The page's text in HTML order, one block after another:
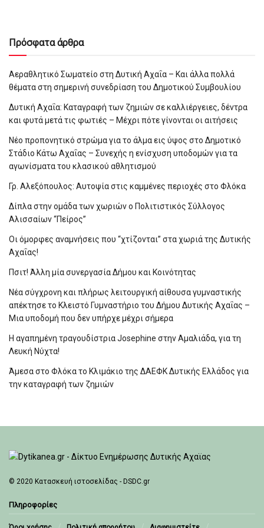
Πρόσφατα άρθρα
Αεραθλητικό Σωματείο στη Δυτική Αχαΐα – Και άλλα πολλά
θέματα στη σημερινή συνεδρίαση του Δημοτικού Συμβουλίου
Δυτική Αχαΐα: Καταγραφή των ζημιών σε καλλιέργειες, δέντρα
και φυτά μετά τις φωτιές – Μέχρι πότε γίνονται οι αιτήσεις
Νέο προπονητικό στρώμα για το άλμα εις ύψος στο Δημοτικό
Στάδιο Κάτω Αχαΐας – Συνεχής η ενίσχυση υποδομών για τα
αγωνίσματα του κλασικού αθλητισμού
Γρ. Αλεξόπουλος: Αυτοψία στις καμμένες περιοχές στο Φλόκα
Δίπλα στην ομάδα των χωριών ο Πολιτιστικός Σύλλογος
Αλισσαίων “Πείρος”
Οι όμορφες αναμνήσεις που “χτίζονται” στα χωριά της Δυτικής
Αχαΐας!
Πσιτ! Άλλη μία συνεργασία Δήμου και Κοινότητας
Νέα σύγχρονη και πλήρως λειτουργική αίθουσα γυμναστικής
απέκτησε το Κλειστό Γυμναστήριο του Δήμου Δυτικής Αχαΐας –
Μια υποδομή που δεν υπήρχε μέχρι σήμερα
Η αγαπημένη τραγουδίστρια Josephine στην Αμαλιάδα, για τη
Λευκή Νύχτα!
Άμεσα στο Φλόκα το Κλιμάκιο της ΔΑΕΦΚ Δυτικής Ελλάδος για
την καταγραφή των ζημιών
© 2020 Κατασκευή ιστοσελίδας - DSDC.gr
Πληροφορίες